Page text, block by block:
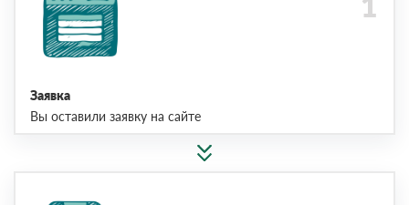
Заявка
Вы оставили заявку на сайте